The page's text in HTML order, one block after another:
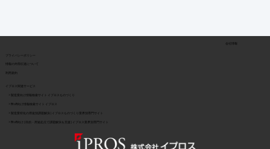
​情報の外部伝達について
会社情報
イプロス関連サービス
> 製造業向け情報検索サイト イプロスものづくり
> BtoB向け | 目的・用途起点で課題解決を支援 | イプロス業界別専門サイト
> BtoB向け情報検索サイト イプロス
> 製造業特化の用途別課題解決 | イプロスものづくり業界別専門サイト